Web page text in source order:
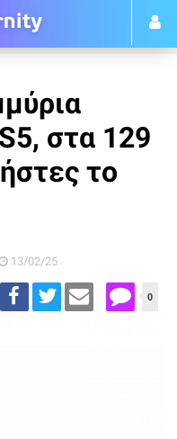
στα 129
το
13/02/25
0